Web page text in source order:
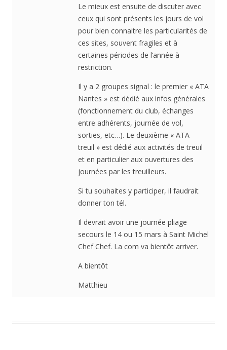
Le mieux est ensuite de discuter avec
ceux qui sont présents les jours de vol
pour bien connaitre les particularités de
ces sites, souvent fragiles et à
certaines périodes de l’année à
restriction.
Il y a 2 groupes signal : le premier « ATA
Nantes » est dédié aux infos générales
(fonctionnement du club, échanges
entre adhérents, journée de vol,
sorties, etc…). Le deuxième « ATA
treuil » est dédié aux activités de treuil
et en particulier aux ouvertures des
journées par les treuilleurs.
Si tu souhaites y participer, il faudrait
donner ton tél.
Il devrait avoir une journée pliage
secours le 14 ou 15 mars à Saint Michel
Chef Chef. La com va bientôt arriver.
A bientôt
Matthieu